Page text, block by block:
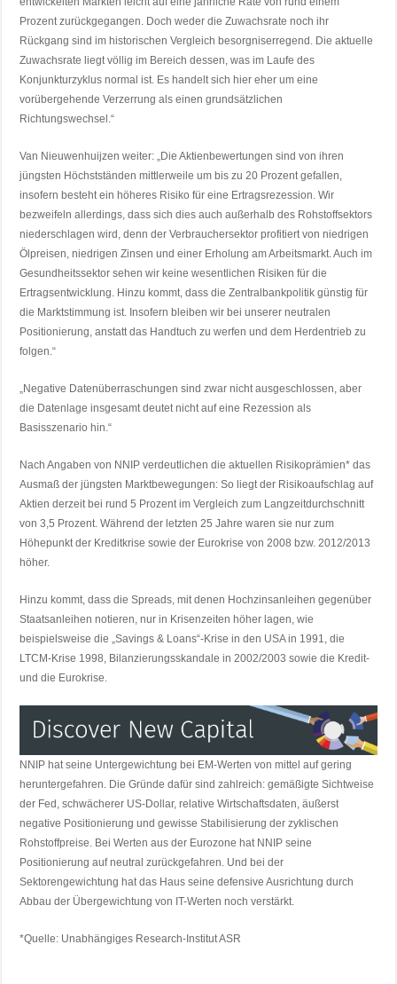
Prozent zurückgegangen. Doch weder die Zuwachsrate noch ihr
Rückgang sind im historischen Vergleich besorgniserregend. Die aktuelle
Zuwachsrate liegt völlig im Bereich dessen, was im Laufe des
Konjunkturzyklus normal ist. Es handelt sich hier eher um eine
vorübergehende Verzerrung als einen grundsätzlichen
Richtungswechsel.“
Van Nieuwenhuijzen weiter: „Die Aktienbewertungen sind von ihren
jüngsten Höchstständen mittlerweile um bis zu 20 Prozent gefallen,
insofern besteht ein höheres Risiko für eine Ertragsrezession. Wir
bezweifeln allerdings, dass sich dies auch außerhalb des Rohstoffsektors
niederschlagen wird, denn der Verbrauchersektor profitiert von niedrigen
Ölpreisen, niedrigen Zinsen und einer Erholung am Arbeitsmarkt. Auch im
Gesundheitssektor sehen wir keine wesentlichen Risiken für die
Ertragsentwicklung. Hinzu kommt, dass die Zentralbankpolitik günstig für
die Marktstimmung ist. Insofern bleiben wir bei unserer neutralen
Positionierung, anstatt das Handtuch zu werfen und dem Herdentrieb zu
folgen.“
„Negative Datenüberraschungen sind zwar nicht ausgeschlossen, aber
die Datenlage insgesamt deutet nicht auf eine Rezession als
Basisszenario hin.“
Nach Angaben von NNIP verdeutlichen die aktuellen Risikoprämien* das
Ausmaß der jüngsten Marktbewegungen: So liegt der Risikoaufschlag auf
Aktien derzeit bei rund 5 Prozent im Vergleich zum Langzeitdurchschnitt
von 3,5 Prozent. Während der letzten 25 Jahre waren sie nur zum
Höhepunkt der Kreditkrise sowie der Eurokrise von 2008 bzw. 2012/2013
höher.
Hinzu kommt, dass die Spreads, mit denen Hochzinsanleihen gegenüber
Staatsanleihen notieren, nur in Krisenzeiten höher lagen, wie
beispielsweise die „Savings & Loans“-Krise in den USA in 1991, die
LTCM-Krise 1998, Bilanzierungsskandale in 2002/2003 sowie die Kredit-
und die Eurokrise.
NNIP hat seine Untergewichtung bei EM-Werten von mittel auf gering
heruntergefahren. Die Gründe dafür sind zahlreich: gemäßigte Sichtweise
der Fed, schwächerer US-Dollar, relative Wirtschaftsdaten, äußerst
negative Positionierung und gewisse Stabilisierung der zyklischen
Rohstoffpreise. Bei Werten aus der Eurozone hat NNIP seine
Positionierung auf neutral zurückgefahren. Und bei der
Sektorengewichtung hat das Haus seine defensive Ausrichtung durch
Abbau der Übergewichtung von IT-Werten noch verstärkt.
*Quelle: Unabhängiges Research-Institut ASR